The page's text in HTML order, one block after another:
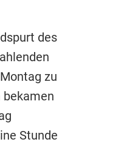
des
zu
bekamen
Stunde